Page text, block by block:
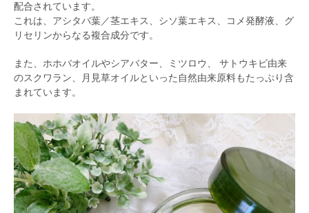
配合されています。
これは、アシタバ葉／茎エキス、シソ葉エキス、コメ発酵液、グ
リセリンからなる複合成分です。
また、ホホバオイルやシアバター、ミツロウ、 サトウキビ由来
のスクワラン、月見草オイルといった自然由来原料もたっぷり含
まれています。